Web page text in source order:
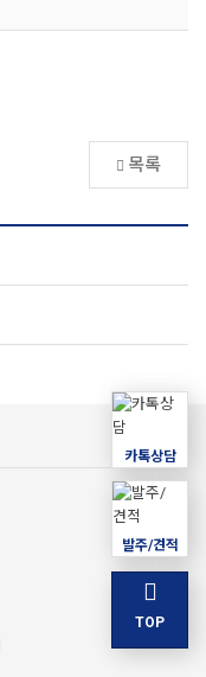
목록
카톡상담
발주/견적
TOP